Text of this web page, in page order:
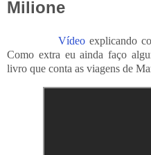
Milione
Vídeo explicando
Como extra eu ainda faço
livro que conta as viagens de